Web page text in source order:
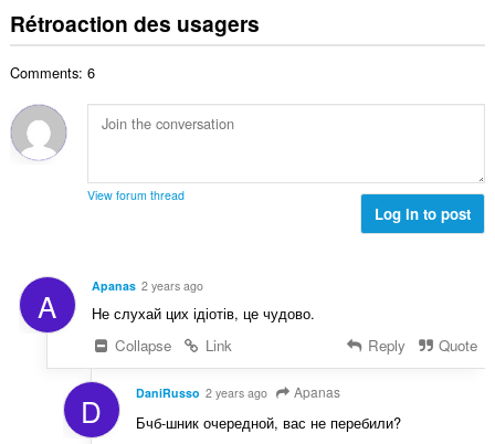
t
i
s
:
v
a
a
t
n
l
d
v
u
a
n
s
a
x
a
l
é
u
a
t
o
n
s
b
m
a
m
'
v
l
u
t
Rétroaction des usagers
Comments: 6
View forum thread
Log in to post
A Apanas 2 years ago
Не слухай цих ідіотів, це чудово.
Collapse
Link Reply Quote
D DaniRusso 2 years ago Apanas
Бчб-шник очередной, вас не перебили?